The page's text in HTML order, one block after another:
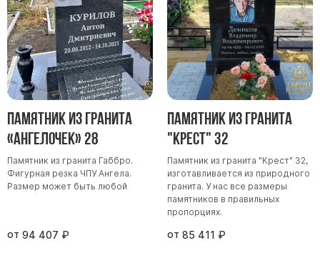
Памятник из гранита
«Ангелочек» 28
Памятник из гранита Габбро.
Фигурная резка ЧПУ Ангела.
Размер может быть любой
от 94 407 ₽
Памятник из гранита
"Крест" 32
Памятник из гранита "Крест" 32,
изготавливается из природного
гранита. У нас все размеры
памятников в правильных
пропорциях.
от 85 411 ₽